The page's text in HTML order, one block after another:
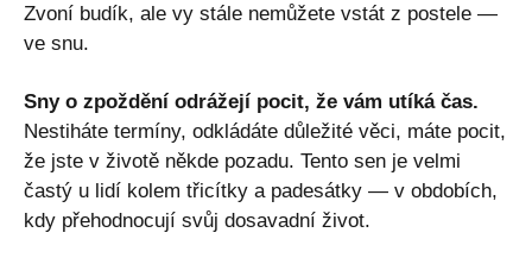
Zvoní budík, ale vy stále nemůžete vstát z postele —
ve snu.
Sny o zpoždění odrážejí pocit, že vám utíká čas.
Nestiháte termíny, odkládáte důležité věci, máte pocit,
že jste v životě někde pozadu. Tento sen je velmi
častý u lidí kolem třicítky a padesátky — v obdobích,
kdy přehodnocují svůj dosavadní život.